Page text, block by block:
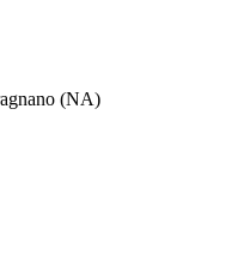
(NA)